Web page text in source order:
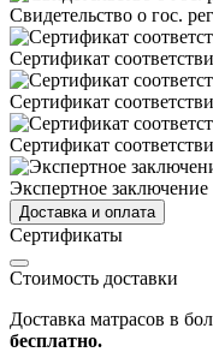
Свидетельство о гос.
Сертификат
Сертификат
Сертификат
Экспертное заключение
Доставка и оплата
Сертификаты
Стоимость доставки
Доставка матрасов в
бесплатно.